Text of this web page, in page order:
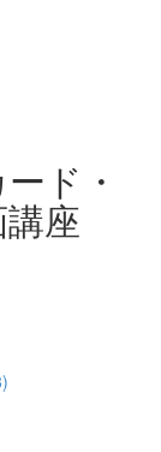
ド・
座